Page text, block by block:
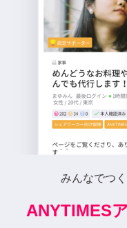
みんなでつ
ANYTIMES